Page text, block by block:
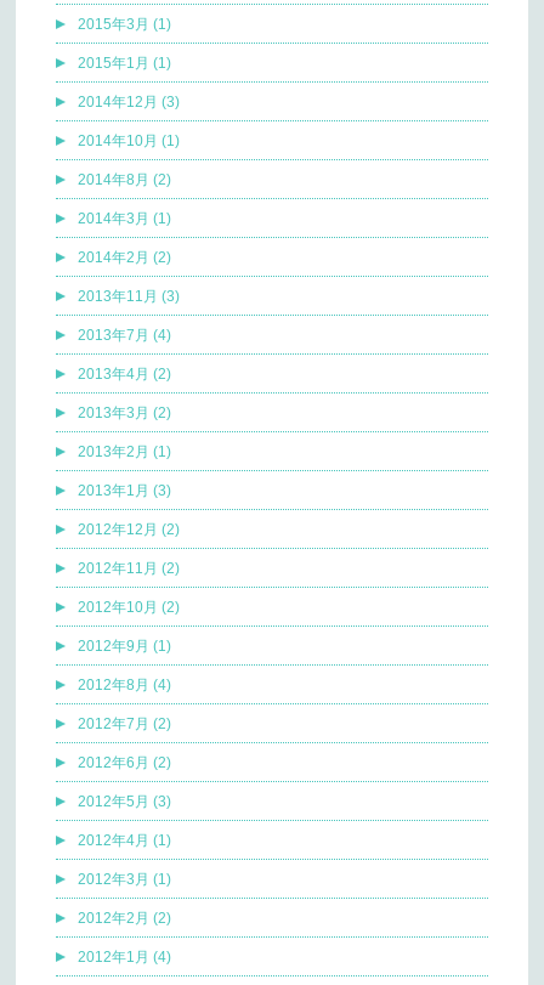
2015年3月 (1)
2015年1月 (1)
2014年12月 (3)
2014年10月 (1)
2014年8月 (2)
2014年3月 (1)
2014年2月 (2)
2013年11月 (3)
2013年7月 (4)
2013年4月 (2)
2013年3月 (2)
2013年2月 (1)
2013年1月 (3)
2012年12月 (2)
2012年11月 (2)
2012年10月 (2)
2012年9月 (1)
2012年8月 (4)
2012年7月 (2)
2012年6月 (2)
2012年5月 (3)
2012年4月 (1)
2012年3月 (1)
2012年2月 (2)
2012年1月 (4)